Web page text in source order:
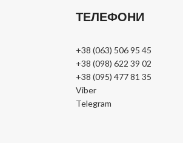
ТЕЛЕФОНИ
+38 (063) 506 95 45
+38 (098) 622 39 02
+38 (095) 477 81 35
Viber
Telegram